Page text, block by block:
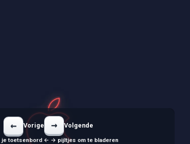
← Vorige → Volgende
je toetsenbord ← → pijltjes om te bladeren